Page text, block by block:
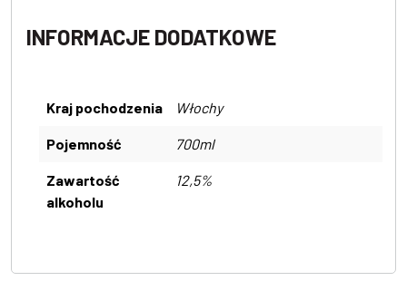
INFORMACJE DODATKOWE
Kraj pochodzenia Włochy
Pojemność 700ml
Zawartość
alkoholu
12,5%